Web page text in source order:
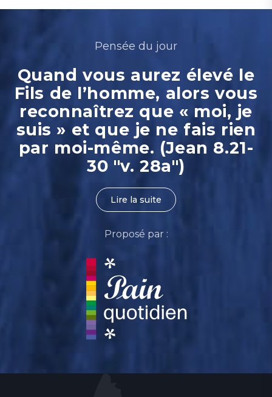
Pensée du jour
Quand vous aurez élevé le
Fils de l’homme, alors vous
reconnaîtrez que « moi, je
suis » et que je ne fais rien
par moi-même. (Jean 8.21-
30 "v. 28a")
Lire la suite
Proposé par :